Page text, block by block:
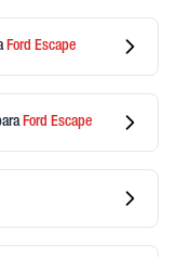
Ford Escape
Ford Escape